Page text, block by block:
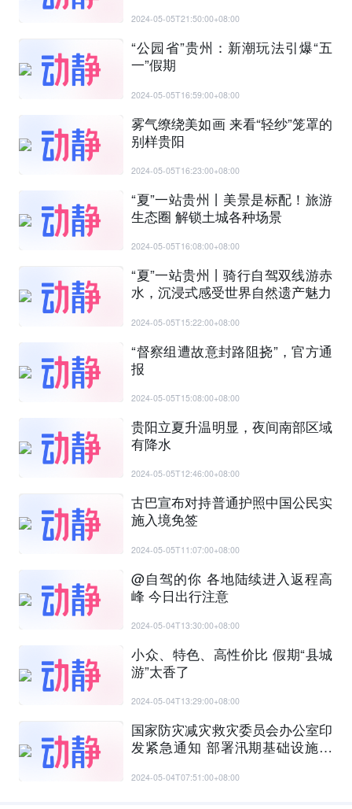
2024-05-05T21:50:00+08:00
“公园省”贵州：新潮玩法引爆“五
一”假期
2024-05-05T16:59:00+08:00
雾气缭绕美如画 来看“轻纱”笼罩的
别样贵阳
2024-05-05T16:23:00+08:00
“夏”一站贵州丨美景是标配！旅游
生态圈 解锁土城各种场景
2024-05-05T16:08:00+08:00
“夏”一站贵州丨骑行自驾双线游赤
水，沉浸式感受世界自然遗产魅力
2024-05-05T15:22:00+08:00
“督察组遭故意封路阻挠”，官方通
报
2024-05-05T15:08:00+08:00
贵阳立夏升温明显，夜间南部区域
有降水
2024-05-05T12:46:00+08:00
古巴宣布对持普通护照中国公民实
施入境免签
2024-05-05T11:07:00+08:00
@自驾的你 各地陆续进入返程高
峰 今日出行注意
2024-05-04T13:30:00+08:00
小众、特色、高性价比 假期“县城
游”太香了
2024-05-04T13:29:00+08:00
国家防灾减灾救灾委员会办公室印
发紧急通知 部署汛期基础设施隐
2024-05-04T07:51:00+08:00